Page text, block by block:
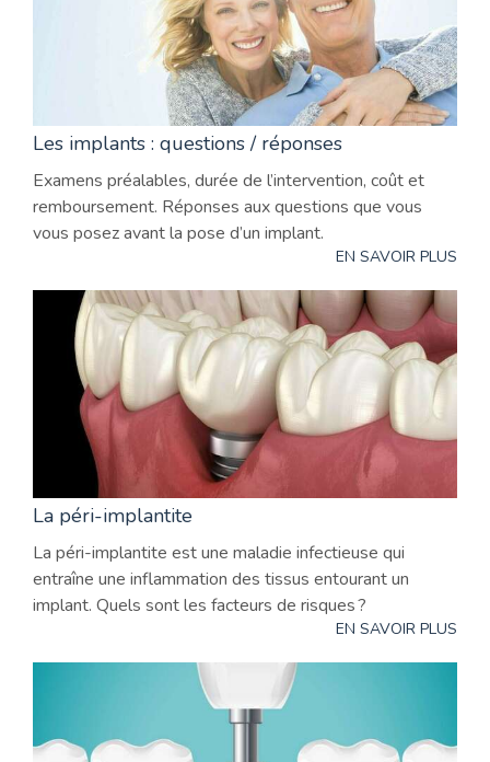
Les implants : questions / réponses
Examens préalables, durée de l’intervention, coût et
remboursement. Réponses aux questions que vous
vous posez avant la pose d’un implant.
EN SAVOIR PLUS
La péri-implantite
La péri-implantite est une maladie infectieuse qui
entraîne une inflammation des tissus entourant un
implant. Quels sont les facteurs de risques ?
EN SAVOIR PLUS